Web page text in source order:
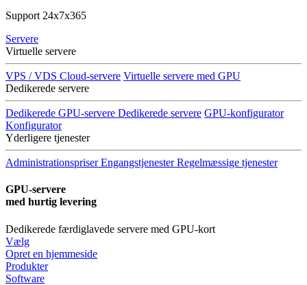
Support 24x7x365
Servere
Virtuelle servere
VPS / VDS Cloud-servere Virtuelle servere med GPU
Dedikerede servere
Dedikerede GPU-servere Dedikerede servere GPU-konfigurator
Konfigurator
Yderligere tjenester
Administrationspriser Engangstjenester Regelmæssige tjenester
GPU-servere
med hurtig levering
Dedikerede færdiglavede servere med GPU-kort
Vælg
Opret en hjemmeside
Produkter
Software